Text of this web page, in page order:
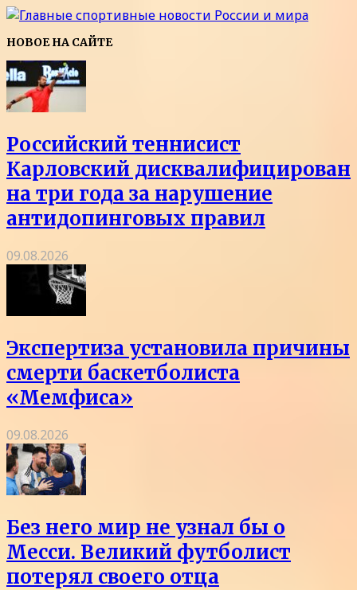
НОВОЕ НА САЙТЕ
Российский теннисист
Карловский дисквалифицирован
на три года за нарушение
антидопинговых правил
09.08.2026
Экспертиза установила причины
смерти баскетболиста
«Мемфиса»
09.08.2026
Без него мир не узнал бы о
Месси. Великий футболист
потерял своего отца